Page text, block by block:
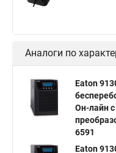
Аналоги по
Eaton
Он-лайн
6591
Eaton